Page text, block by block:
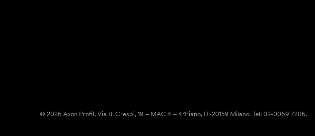
© 2026 Axon Profil, Via B. Crespi, 19 – MAC 4 – 4°Piano, IT-20159 Milano. Tel: 02-0069 7206.